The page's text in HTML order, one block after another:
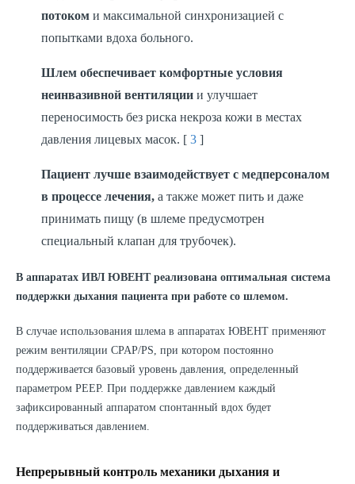
потоком и максимальной синхронизацией с
попытками вдоха больного.
Шлем обеспечивает комфортные условия
неинвазивной вентиляции и улучшает
переносимость без риска некроза кожи в местах
давления лицевых масок. [ 3 ]
Пациент лучше взаимодействует с медперсоналом
в процессе лечения, а также может пить и даже
принимать пищу (в шлеме предусмотрен
специальный клапан для трубочек).
В аппаратах ИВЛ ЮВЕНТ реализована оптимальная система
поддержки дыхания пациента при работе со шлемом.
В случае использования шлема в аппаратах ЮВЕНТ применяют
режим вентиляции CPAP/PS, при котором постоянно
поддерживается базовый уровень давления, определенный
параметром PEEP. При поддержке давлением каждый
зафиксированный аппаратом спонтанный вдох будет
поддерживаться давлением.
Непрерывный контроль механики дыхания и